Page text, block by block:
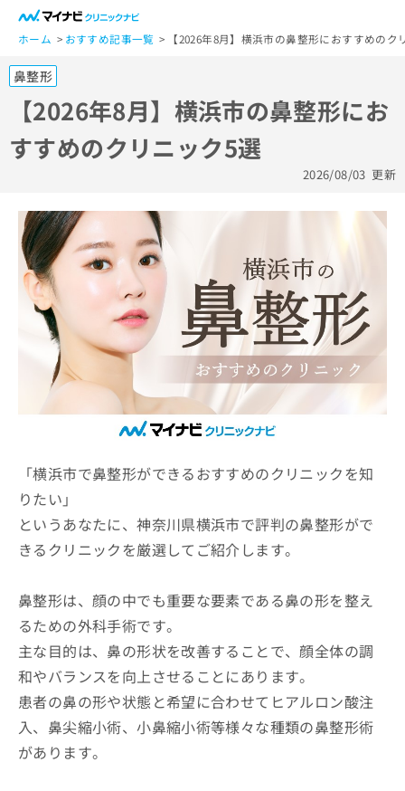
ホーム おすすめ記事一覧 【2026年8月】横浜市の鼻整形におすすめのク
鼻整形
【2026年8月】横浜市の鼻整形にお
すすめのクリニック5選
2026/08/03 更新
「横浜市で鼻整形ができるおすすめのクリニックを知
りたい」
というあなたに、神奈川県横浜市で評判の鼻整形がで
きるクリニックを厳選してご紹介します。
鼻整形は、顔の中でも重要な要素である鼻の形を整え
るための外科手術です。
主な目的は、鼻の形状を改善することで、顔全体の調
和やバランスを向上させることにあります。
患者の鼻の形や状態と希望に合わせてヒアルロン酸注
入、鼻尖縮小術、小鼻縮小術等様々な種類の鼻整形術
があります。
一
般
ー
ザ
ー
の
方
ち
ら
マ
イ
ッ
ビ
関
す
る
お
い
合
わ
せ
は
こ
ち
ら
こち
医
療
は
ら
広
告
出
の
お
問
い
合
わ
せ
は
こ
ち
広
告
代
店
方
は
こ
ち
広